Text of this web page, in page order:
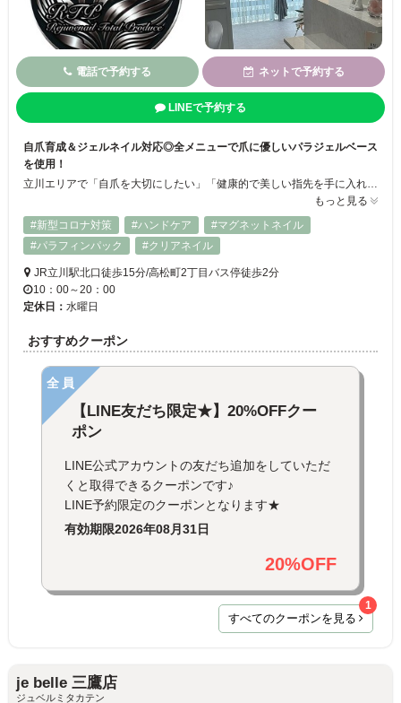
電話で予約する ネットで予約する
LINEで予約する
自爪育成＆ジェルネイル対応◎全メニューで爪に優しいパラジェルベース
を使用！
もっと見る
#新型コロナ対策
#ハンドケア
#マグネットネイル
#パラフィンパック
#クリアネイル
JR立川駅北口徒歩15分/高松町2丁目バス停徒歩2分
10：00～20：00
定休日： 水曜日
おすすめクーポン
全員
【LINE友だち限定★】20%OFFクー
ポン
LINE公式アカウントの友だち追加をしていただ
くと取得できるクーポンです♪
LINE予約限定のクーポンとなります★
有効期限2026年08月31日
20%OFF
すべてのクーポンを見る
1
je belle 三鷹店
ジュベルミタカテン